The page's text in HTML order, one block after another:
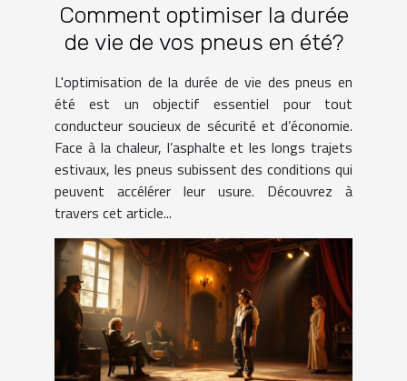
Comment optimiser la durée
de vie de vos pneus en été?
L'optimisation de la durée de vie des pneus en
été est un objectif essentiel pour tout
conducteur soucieux de sécurité et d’économie.
Face à la chaleur, l’asphalte et les longs trajets
estivaux, les pneus subissent des conditions qui
peuvent accélérer leur usure. Découvrez à
travers cet article...